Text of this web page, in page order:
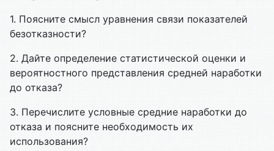
1. Поясните смысл уравнения связи показателей
безотказности?
2. Дайте определение статистической оценки и
вероятностного представления средней наработки
до отказа?
3. Перечислите условные средние наработки до
отказа и поясните необходимость их
использования?